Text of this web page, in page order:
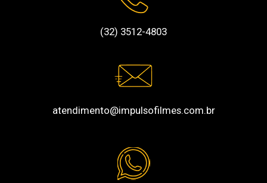
(32) 3512-4803
atendimento@impulsofilmes.com.br